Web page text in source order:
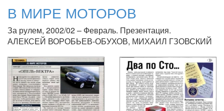
В МИРЕ МОТОРОВ
За рулем, 2002/02 – Февраль. Презентация.
АЛЕКСЕЙ ВОРОБЬЕВ-ОБУХОВ, МИХАИЛ ГЗОВСКИЙ